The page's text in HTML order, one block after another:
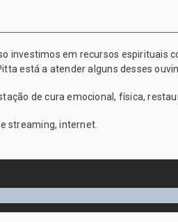
em recursos espirituais
está a atender alguns desses
de cura emocional, física,
streaming, internet.